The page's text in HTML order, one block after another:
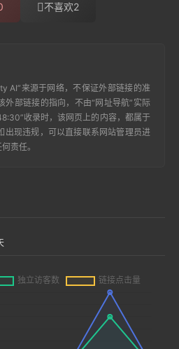
不喜欢2
AI”来源于网络，不保证外部链接的准
外部链接的指向，不由“ 网址导航”实际
收录时，该网页上的内容，都属于
出现违规，可以直接联系网站管理员进
责任。